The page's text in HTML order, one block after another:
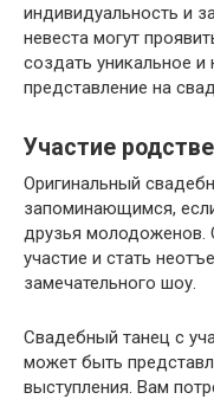
индивидуальность и
невеста могут
создать уникальное
представление на
Участие
Оригинальный
запоминающимся,
друзья молодоженов.
участие и стать
замечательного шоу.
Свадебный танец с
может быть
выступления. Вам